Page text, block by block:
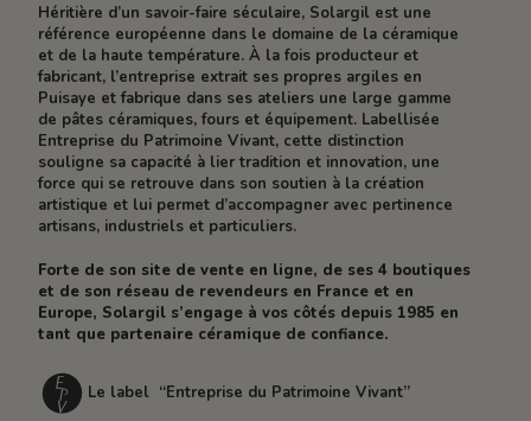
Héritière d’un savoir-faire séculaire, Solargil est une
référence européenne dans le domaine de la céramique
et de la haute température. À la fois producteur et
fabricant, l’entreprise extrait ses propres argiles en
Puisaye et fabrique dans ses ateliers une large gamme
de pâtes céramiques, fours et équipement. Labellisée
Entreprise du Patrimoine Vivant, cette distinction
souligne sa capacité à lier tradition et innovation, une
force qui se retrouve dans son soutien à la création
artistique et lui permet d’accompagner avec pertinence
artisans, industriels et particuliers.
Forte de son site de vente en ligne, de ses 4 boutiques
et de son réseau de revendeurs en France et en
Europe, Solargil s’engage à vos côtés depuis 1985 en
tant que partenaire céramique de confiance.
Le label “Entreprise du Patrimoine Vivant”